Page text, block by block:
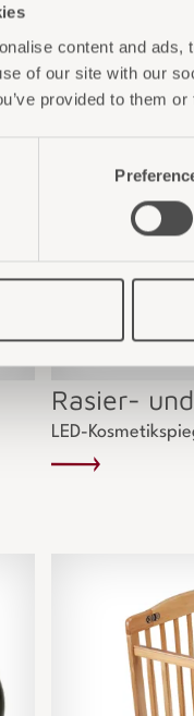
content and
of our site with our
provided to them
Rasier-
LED-